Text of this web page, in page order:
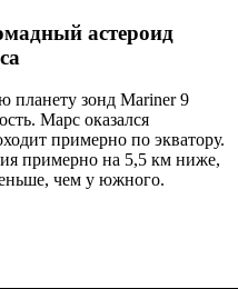
астероид
планету зонд Mariner 9
Марс оказался
примерно по экватору.
примерно на 5,5 км ниже,
чем у южного.